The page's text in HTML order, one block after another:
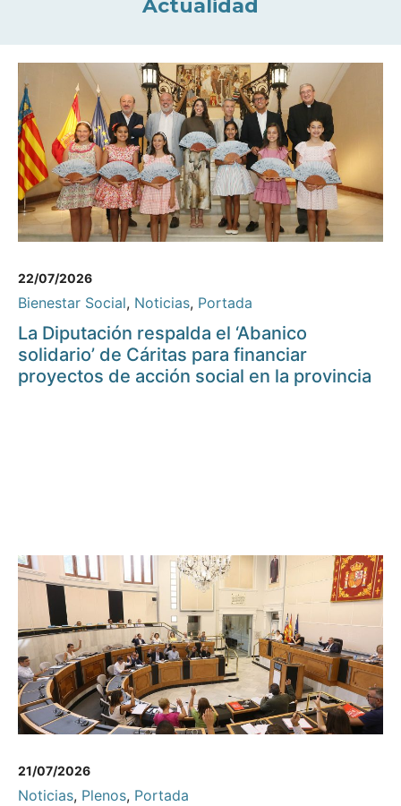
Actualidad
22/07/2026
Bienestar Social, Noticias, Portada
La Diputación respalda el ‘Abanico
solidario’ de Cáritas para financiar
proyectos de acción social en la provincia
21/07/2026
Noticias, Plenos, Portada